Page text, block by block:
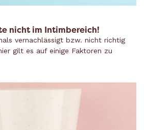
nicht im Intimbereich!
vernachlässigt bzw. nicht richtig
gilt es auf einige Faktoren zu